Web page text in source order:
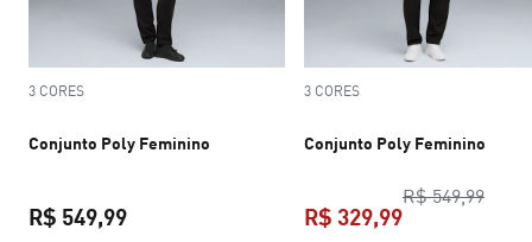
3 CORES
Conjunto Poly Feminino
R$ 549,99
3 CORES
Conjunto Poly Feminino
R$ 549,99
R$ 329,99